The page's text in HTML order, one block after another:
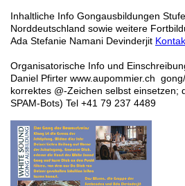
Inhaltliche Info Gongausbildungen
Norddeutschland sowie weitere
Ada Stefanie Namani Devinderjit
Organisatorische Info und
Daniel Pfirter www.aupommier.ch
korrektes @-Zeichen selbst einsetzen;
SPAM-Bots) Tel +41 79 237 4489